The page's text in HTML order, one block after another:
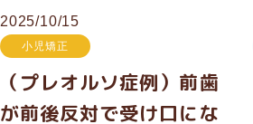
2025/10/15
小児矯正
（プレオルソ症例）前歯
が前後反対で受け口にな